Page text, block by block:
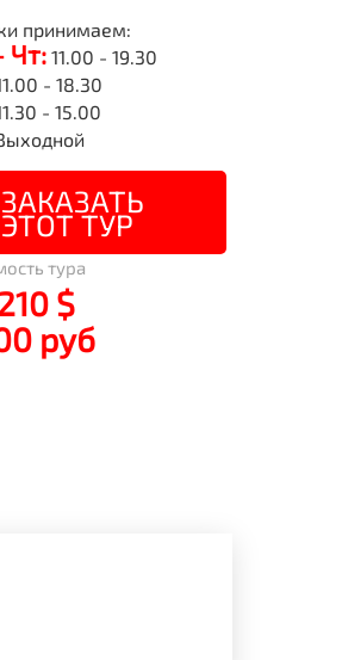
принимаем:
Чт:11.00 - 19.30
- 18.30
- 15.00
ЗАКАЗАТЬ
ЭТОТ ТУР
тура
$
руб